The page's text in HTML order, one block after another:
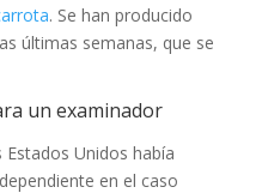
. Se han producido
últimas semanas, que se
un examinador
Unidos había
en el caso